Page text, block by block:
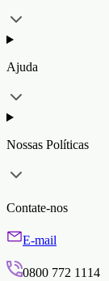
Ajuda
Nossas Políticas
Contate-nos
E-mail
0800 772 1114